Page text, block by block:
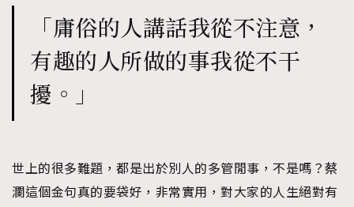
「庸俗的人講話我從不注意，
有趣的人所做的事我從不干
擾。」
世上的很多難題，都是出於別人的多管閒事，不是嗎？蔡
瀾這個金句真的要袋好，非常實用，對大家的人生絕對有